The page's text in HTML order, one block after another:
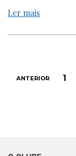
Ler mais
ANTERIOR 1